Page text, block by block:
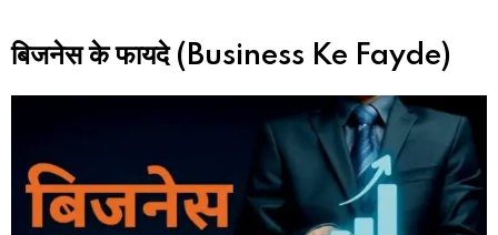
बिजनेस के फायदे (Business Ke Fayde)